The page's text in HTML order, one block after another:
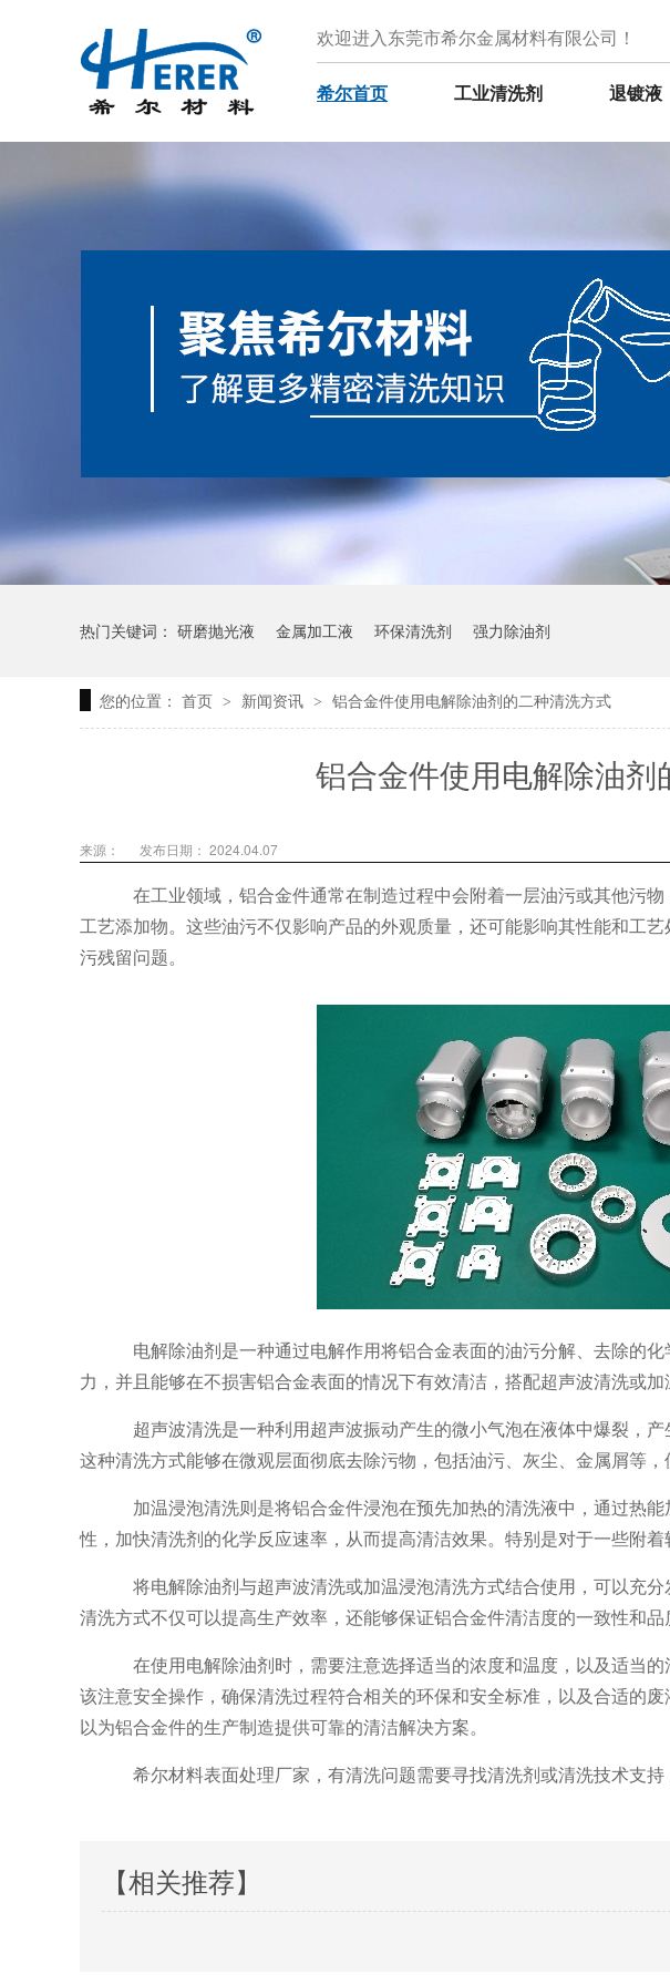
欢迎进入东莞市希尔金属材料有限公司！
希尔首页 工业清洗剂 退镀液
热门关键词： 研磨抛光液 金属加工液 环保清洗剂 强力除油剂
您的位置： 首页 > 新闻资讯 > 铝合金件使用电解除油剂的二种清洗方式
铝合金件使用电解除油剂
来源： 发布日期： 2024.04.07
在工业领域，铝合金件通常在制造过程中会附着一层油污或其他污
工艺添加物。这些油污不仅影响产品的外观质量，还可能影响其性能和工
污残留问题。
电解除油剂是一种通过电解作用将铝合金表面的油污分解、去除的
力，并且能够在不损害铝合金表面的情况下有效清洁，搭配超声波清洗或
超声波清洗是一种利用超声波振动产生的微小气泡在液体中爆裂，
这种清洗方式能够在微观层面彻底去除污物，包括油污、灰尘、金属屑等，
加温浸泡清洗则是将铝合金件浸泡在预先加热的清洗液中，通过热
性，加快清洗剂的化学反应速率，从而提高清洁效果。特别是对于一些附
将电解除油剂与超声波清洗或加温浸泡清洗方式结合使用，可以充
清洗方式不仅可以提高生产效率，还能够保证铝合金件清洁度的一致性和品
在使用电解除油剂时，需要注意选择适当的浓度和温度，以及适当
该注意安全操作，确保清洗过程符合相关的环保和安全标准，以及合适的
以为铝合金件的生产制造提供可靠的清洁解决方案。
希尔材料表面处理厂家，有清洗问题需要寻找清洗剂或清洗技术支持
【相关推荐】